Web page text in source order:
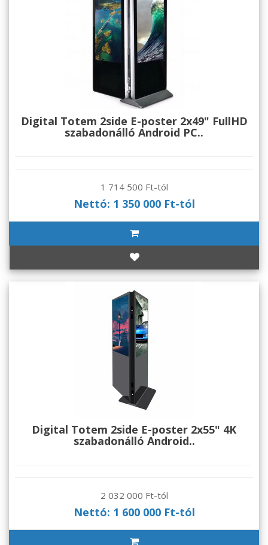
Digital Totem 2side E-poster 2x49" FullHD
szabadonálló Android PC..
1 714 500 Ft-tól
Nettó: 1 350 000 Ft-tól
Digital Totem 2side E-poster 2x55" 4K
szabadonálló Android..
2 032 000 Ft-tól
Nettó: 1 600 000 Ft-tól